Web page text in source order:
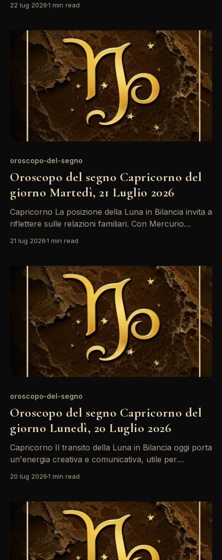
l'opposizione tra il Sole e Mercurio suggerisce che
fondamentale ascoltare attentamente e non affrettare
le conclusioni. Le energie planetarie
22 lug 20261 min read
oroscopo-del-segno
Oroscopo del segno Capricorno del
giorno Martedì, 21 Luglio 2026
Capricorno La posizione della Luna in Bilancia invita a
riflettere sulle relazioni familiari. Con Mercurio
è un momento per comunicare con chiarezza e
riorganizzare le priorità emotive. La giornata si
presenta ricca di opportunità per i Capricorno, grazie
21 lug 20261 min read
oroscopo-del-segno
Oroscopo del segno Capricorno del
giorno Lunedì, 20 Luglio 2026
Capricorno Il transito della Luna in Bilancia oggi porta
un'energia creativa e comunicativa, utile per
tra Sole e Luna potrebbe generare tensioni nelle
diplomatico. Non abbiate paura di affrontare i
problemi con calma. Un'atmosfera
20 lug 20261 min read